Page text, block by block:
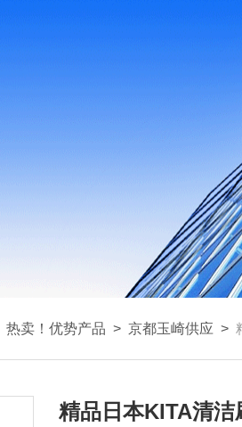
热卖！优势产品 > 京都玉崎供应 >
精品日本KITA清